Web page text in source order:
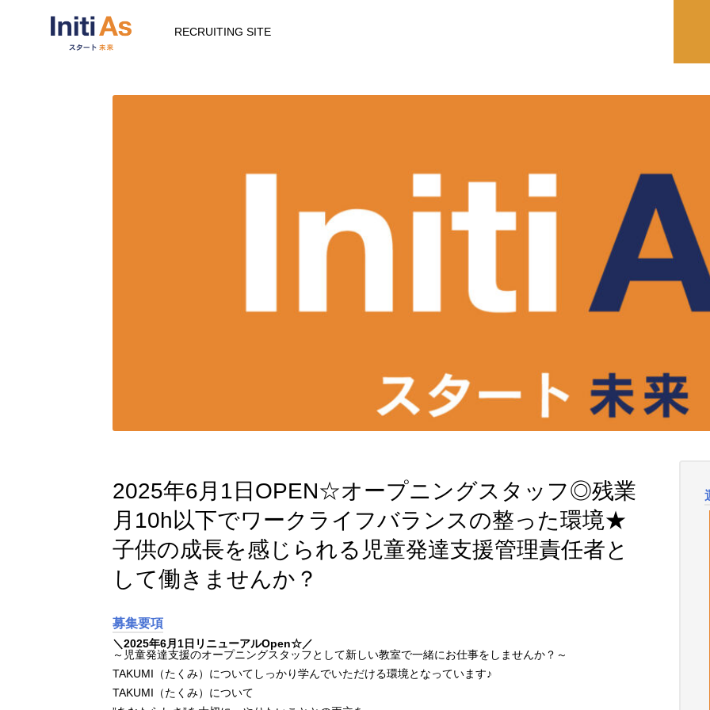
RECRUITING SITE
2025年6月1日OPEN☆オープニングスタッフ◎残業
月10h以下でワークライフバランスの整った環境★
子供の成長を感じられる児童発達支援管理責任者と
して働きませんか？
募集要項
＼2025年6月1日リニューアルOpen☆／
～児童発達支援のオープニングスタッフとして新しい教室で一緒にお仕事をしませんか？～
TAKUMI（たくみ）についてしっかり学んでいただける環境となっています♪
TAKUMI（たくみ）について